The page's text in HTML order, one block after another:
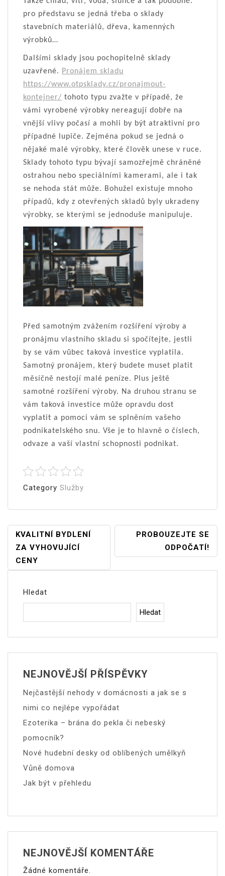
pro představu se jedná třeba o sklady
stavebních materiálů, dřeva, kamenných
výrobků…
Dalšími sklady jsou pochopitelně sklady
uzavřené. Pronájem skladu
https://www.otpsklady.cz/pronajmout-
kontejner/ tohoto typu zvažte v případě, že
vámi vyrobené výrobky nereagují dobře na
vnější vlivy počasí a mohli by být atraktivní pro
případné lupiče. Zejména pokud se jedná o
nějaké malé výrobky, které člověk unese v ruce.
Sklady tohoto typu bývají samozřejmě chráněné
ostrahou nebo speciálními kamerami, ale i tak
se nehoda stát může. Bohužel existuje mnoho
případů, kdy z otevřených skladů byly ukradeny
výrobky, se kterými se jednoduše manipuluje.
Před samotným zvážením rozšíření výroby a
pronájmu vlastního skladu si spočítejte, jestli
by se vám vůbec taková investice vyplatila.
Samotný pronájem, který budete muset platit
měsíčně nestojí malé peníze. Plus ještě
samotné rozšíření výroby. Na druhou stranu se
vám taková investice může opravdu dost
vyplatit a pomoci vám se splněním vašeho
podnikatelského snu. Vše je to hlavně o číslech,
odvaze a vaší vlastní schopnosti podnikat.
Category Služby
Navigace
Pro
Příspěvek
KVALITNÍ BYDLENÍ
ZA VYHOVUJÍCÍ
CENY
PROBOUZEJTE SE
ODPOČATÍ!
Hledat
Hledat
NEJNOVĚJŠÍ PŘÍSPĚVKY
Nejčastější nehody v domácnosti a jak se s
nimi co nejlépe vypořádat
Ezoterika – brána do pekla či nebeský
pomocník?
Nové hudební desky od oblíbených umělkyň
Vůně domova
Jak být v přehledu
NEJNOVĚJŠÍ KOMENTÁŘE
Žádné komentáře.